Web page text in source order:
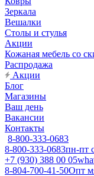
Зеркала
Вешалки
Столы и стулья
Акции
Кожаная мебель со
Распродажа
Акции
Блог
Магазины
Ваш день
Вакансии
Контакты
8-800-333-0683
8-800-333-0683пн-пт
+7 (930) 388 00 05
8-804-700-41-50Опт